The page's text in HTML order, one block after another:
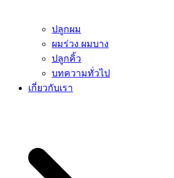
ปลูกผม
ผมร่วง ผมบาง
ปลูกคิ้ว
บทความทั่วไป
เกี่ยวกับเรา